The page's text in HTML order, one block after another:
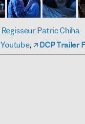
Regisseur Patric Chiha
Youtube, DCP Trailer